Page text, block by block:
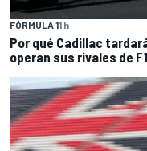
FÓRMULA 11 h
Por qué Cadillac
operan sus rivales de F1